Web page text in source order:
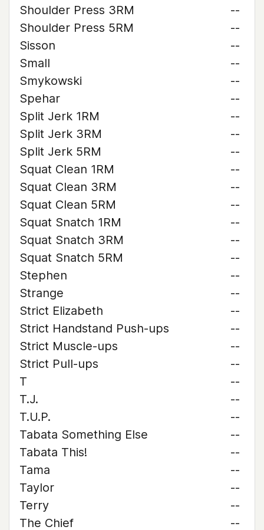
Shoulder Press 3RM
--
Shoulder Press 5RM
--
Sisson
--
Small
--
Smykowski
--
Spehar
--
Split Jerk 1RM
--
Split Jerk 3RM
--
Split Jerk 5RM
--
Squat Clean 1RM
--
Squat Clean 3RM
--
Squat Clean 5RM
--
Squat Snatch 1RM
--
Squat Snatch 3RM
--
Squat Snatch 5RM
--
Stephen
--
Strange
--
Strict Elizabeth
--
Strict Handstand Push-ups
--
Strict Muscle-ups
--
Strict Pull-ups
--
T
--
T.J.
--
T.U.P.
--
Tabata Something Else
--
Tabata This!
--
Tama
--
Taylor
--
Terry
--
The Chief
--